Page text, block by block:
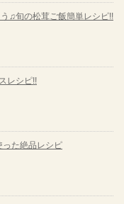
♫旬の松茸ご飯簡単レシピ!!
レシピ!!
った絶品レシピ